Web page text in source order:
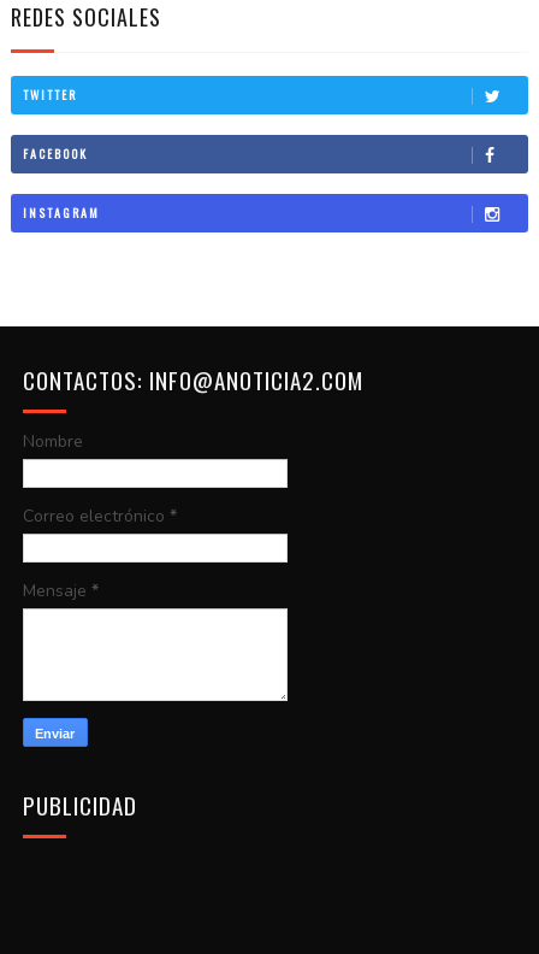
REDES SOCIALES
TWITTER
FACEBOOK
INSTAGRAM
CONTACTOS: INFO@ANOTICIA2.COM
Nombre
Correo electrónico *
Mensaje *
PUBLICIDAD